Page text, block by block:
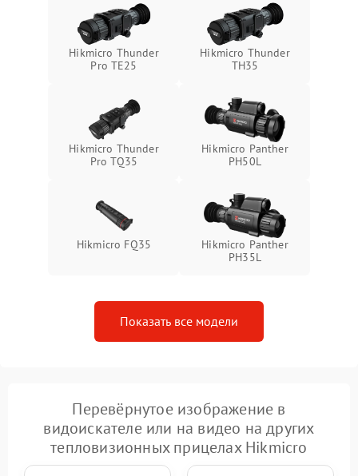
Неисправность системы
защиты от перегрева
1500 ₽ Подробнее →
Поломка системы защиты
от перенапряжения
Подробнее →
Поломка системы защиты
от замыкания
1500 ₽ Подробнее →
Hikmicro Thunder
Pro TE25
Hikmicro Thunder
TH35
Hikmicro Thunder
Pro TQ35
Hikmicro Panther
PH50L
Hikmicro FQ35
Hikmicro Panther
PH35L
Показать все модели
Перевёрнутое изображение в
видоискателе или на видео на других
тепловизионных прицелах Hikmicro